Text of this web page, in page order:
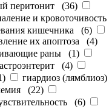
перитонит (36)
и кровоточивость
кишечника (6)
их апоптоза (4)
раны (1)
(4)
)
гиардиоз (лямблиоз)
(22)
(6)